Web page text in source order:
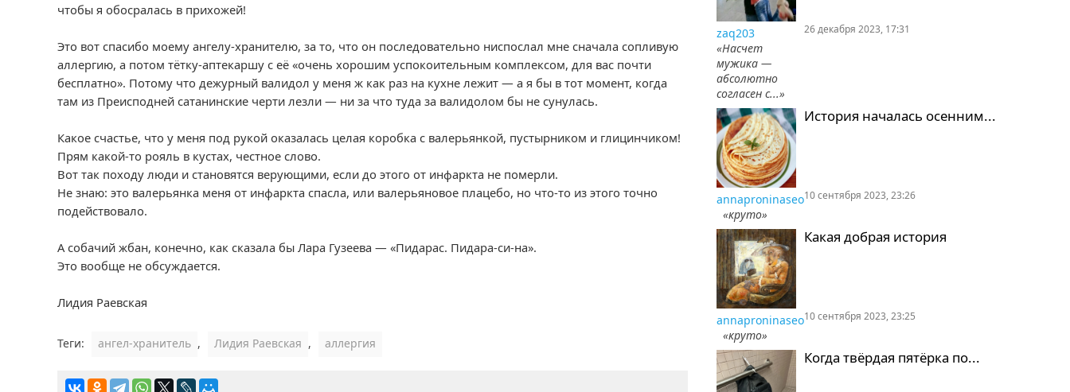
чтобы я обосралась в прихожей!
Это вот спасибо моему ангелу-хранителю, за то, что он последовательно ниспослал мне сначала сопливую
аллергию, а потом тётку-аптекаршу с её «очень хорошим успокоительным комплексом, для вас почти
бесплатно». Потому что дежурный валидол у меня ж как раз на кухне лежит — а я бы в тот момент, когда
там из Преисподней сатанинские черти лезли — ни за что туда за валидолом бы не сунулась.
Какое счастье, что у меня под рукой оказалась целая коробка с валерьянкой, пустырником и глицинчиком!
Прям какой-то рояль в кустах, честное слово.
Вот так походу люди и становятся верующими, если до этого от инфаркта не померли.
Не знаю: это валерьянка меня от инфаркта спасла, или валерьяновое плацебо, но что-то из этого точно
подействовало.
А собачий жбан, конечно, как сказала бы Лара Гузеева — «Пидарас. Пидара-си-на».
Это вообще не обсуждается.
Лидия Раевская
Теги: ангел-хранитель , Лидия Раевская , аллергия
zaq203
«Насчет
мужика —
абсолютно
согласен с...»
26 декабря 2023, 17:31
История началась осенним...
annaproninaseo
«круто»
10 сентября 2023, 23:26
Какая добрая история
annaproninaseo
«круто»
10 сентября 2023, 23:25
Когда твёрдая пятёрка по...